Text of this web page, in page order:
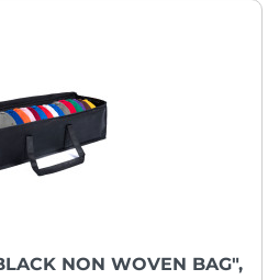
NON WOVEN BAG",